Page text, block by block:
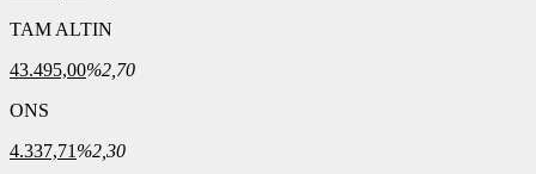
TAM ALTIN
43.495,00%2,70
ONS
4.337,71 %2,30